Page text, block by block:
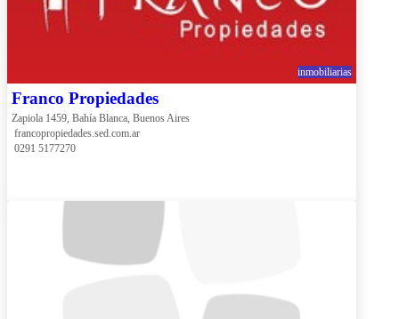
inmobiliarias
Franco Propiedades
Zapiola 1459, Bahía Blanca, Buenos Aires
francopropiedades.sed.com.ar
0291 5177270